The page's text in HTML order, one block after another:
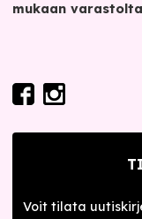
mukaan
Voit tilata